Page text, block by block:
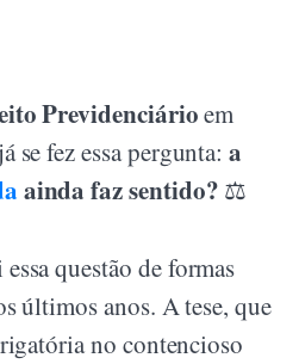
Previdenciárioem
se fez essa pergunta:a
ainda faz sentido? ⚖️
questão de formas
últimos anos. A tese, que
no contencioso